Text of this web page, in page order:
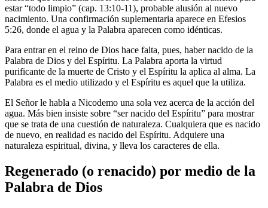
estar “todo limpio” (cap. 13:10-11), probable alusión al nuevo
nacimiento. Una confirmación suplementaria aparece en Efesios
5:26, donde el agua y la Palabra aparecen como idénticas.
Para entrar en el reino de Dios hace falta, pues, haber nacido de la
Palabra de Dios y del Espíritu. La Palabra aporta la virtud
purificante de la muerte de Cristo y el Espíritu la aplica al alma. La
Palabra es el medio utilizado y el Espíritu es aquel que la utiliza.
El Señor le habla a Nicodemo una sola vez acerca de la acción del
agua. Más bien insiste sobre “ser nacido del Espíritu” para mostrar
que se trata de una cuestión de naturaleza. Cualquiera que es nacido
de nuevo, en realidad es nacido del Espíritu. Adquiere una
naturaleza espiritual, divina, y lleva los caracteres de ella.
Regenerado (o renacido) por medio de la
Palabra de Dios